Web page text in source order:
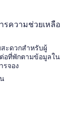
รความช่วยเหลือ
ะดวกสำหรับผู้
อที่พักตามข้อมูลใน
รจอง